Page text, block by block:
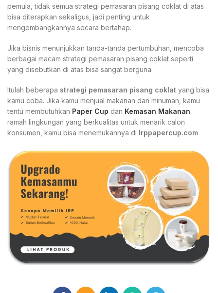
pemula, tidak semua strategi pemasaran pisang coklat di atas
bisa diterapkan sekaligus, jadi penting untuk
mengembangkannya secara bertahap.
Jika bisnis menunjukkan tanda-tanda pertumbuhan, mencoba
berbagai macam strategi pemasaran pisang coklat seperti
yang disebutkan di atas bisa sangat berguna.
Itulah beberapa strategi pemasaran pisang coklat yang bisa
kamu coba. Jika kamu menjual makanan dan minuman, kamu
tentu membutuhkan Paper Cup dan Kemasan Makanan
ramah lingkungan yang berkualitas untuk menarik calon
konsumen, kamu bisa menemukannya di Irppapercup.com